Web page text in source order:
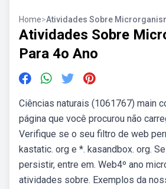
Home>Atividades Sobre
Atividades Sobre
Para 4o Ano
Ciências naturais (1061767) main
página que você procurou não
Verifique se o seu filtro de web
kastatic. org e *. kasandbox. org.
persistir, entre em. Web4º ano
atividades sobre. Exemplos da